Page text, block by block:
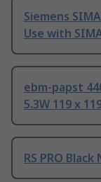
Siemens
Use with
ebm-papst
5.3W 119 x
RS PRO